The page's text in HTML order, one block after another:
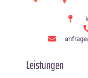
Leistungen